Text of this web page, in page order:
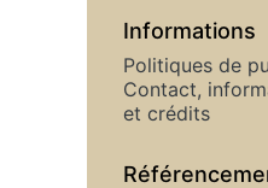
Informations
Politiques de
Contact,
et crédits